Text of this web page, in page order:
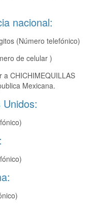
nacional:
(Número telefónico)
de celular )
a CHICHIMEQUILLAS
Mexicana.